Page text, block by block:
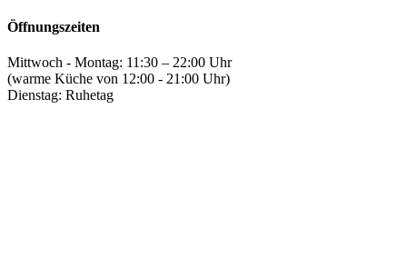
Öffnungszeiten
Mittwoch - Montag: 11:30 – 22:00 Uhr
(warme Küche von 12:00 - 21:00 Uhr)
Dienstag: Ruhetag